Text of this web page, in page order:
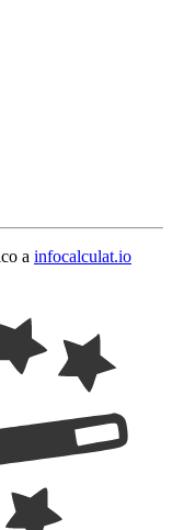
a infocalculat.io